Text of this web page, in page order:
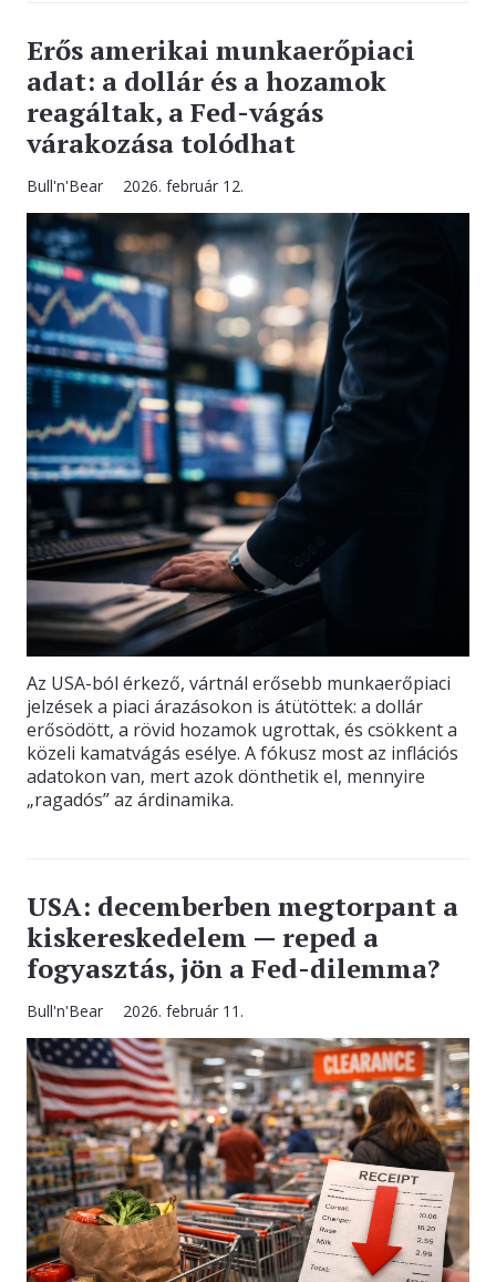
Erős amerikai munkaerőpiaci
adat: a dollár és a hozamok
reagáltak, a Fed-vágás
várakozása tolódhat
Bull'n'Bear 2026. február 12.
Az USA-ból érkező, vártnál erősebb munkaerőpiaci
jelzések a piaci árazásokon is átütöttek: a dollár
erősödött, a rövid hozamok ugrottak, és csökkent a
közeli kamatvágás esélye. A fókusz most az inflációs
adatokon van, mert azok dönthetik el, mennyire
„ragadós” az árdinamika.
USA: decemberben megtorpant a
kiskereskedelem — reped a
fogyasztás, jön a Fed-dilemma?
Bull'n'Bear 2026. február 11.